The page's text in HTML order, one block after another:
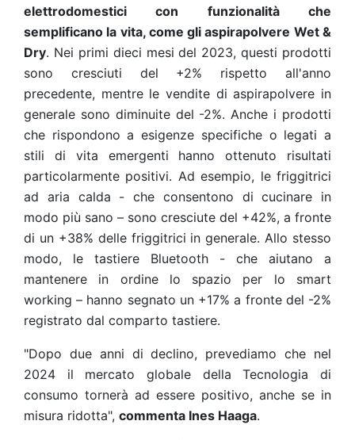
elettrodomestici con funzionalità che
semplificano la vita, come gli aspirapolvere Wet &
Dry. Nei primi dieci mesi del 2023, questi prodotti
sono cresciuti del +2% rispetto all'anno
precedente, mentre le vendite di aspirapolvere in
generale sono diminuite del -2%. Anche i prodotti
che rispondono a esigenze specifiche o legati a
stili di vita emergenti hanno ottenuto risultati
particolarmente positivi. Ad esempio, le friggitrici
ad aria calda - che consentono di cucinare in
modo più sano – sono cresciute del +42%, a fronte
di un +38% delle friggitrici in generale. Allo stesso
modo, le tastiere Bluetooth - che aiutano a
mantenere in ordine lo spazio per lo smart
working – hanno segnato un +17% a fronte del -2%
registrato dal comparto tastiere.
"Dopo due anni di declino, prevediamo che nel
2024 il mercato globale della Tecnologia di
consumo tornerà ad essere positivo, anche se in
misura ridotta", commenta Ines Haaga.